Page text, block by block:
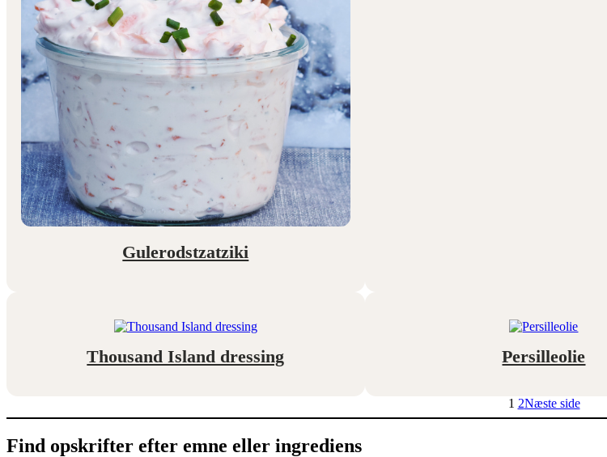
Gulerodstzatziki
Thousand Island dressing Persilleolie
1 2Næste side
Find opskrifter efter emne eller ingrediens